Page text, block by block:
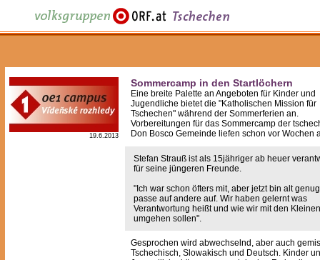
19.6.2013
Sommercamp in den Startlöchern
Eine breite Palette an Angeboten für Kinder und
Jugendliche bietet die "Katholischen Mission für
Tschechen" während der Sommerferien an.
Vorbereitungen für das Sommercamp der
Don Bosco Gemeinde liefen schon vor Wochen
Stefan Strauß ist als 15jähriger ab heuer
für seine jüngeren Freunde.
"Ich war schon öfters mit, aber jetzt bin alt
passe auf andere auf. Wir haben gelernt was
Verantwortung heißt und wie wir mit den Kleinen
umgehen sollen".
Gesprochen wird abwechselnd, aber auch
Tschechisch, Slowakisch und Deutsch. Kinder